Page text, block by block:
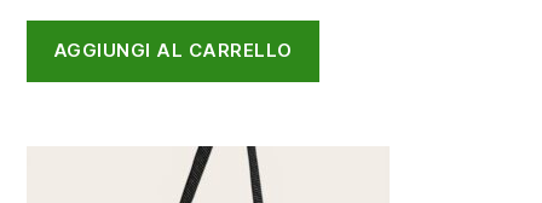
AGGIUNGI AL CARRELLO